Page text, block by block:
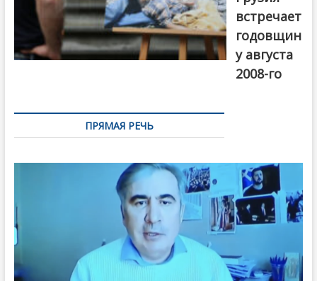
встречает
годовщин
у августа
2008-го
ПРЯМАЯ РЕЧЬ